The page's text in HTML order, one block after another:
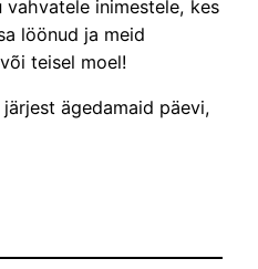
vahvatele inimestele, kes
löönud ja meid
teisel moel!
ägedamaid päevi,